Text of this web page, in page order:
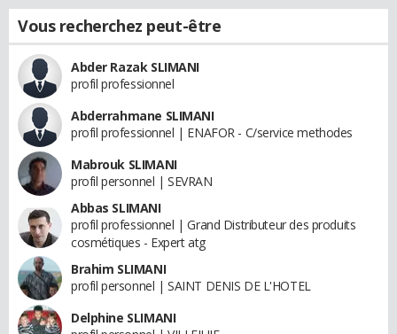
Vous recherchez peut-être
Abder Razak SLIMANI
profil professionnel
Abderrahmane SLIMANI
profil professionnel | ENAFOR - C/service methodes
Mabrouk SLIMANI
profil personnel | SEVRAN
Abbas SLIMANI
profil professionnel | Grand Distributeur des produits
cosmétiques - Expert atg
Brahim SLIMANI
profil personnel | SAINT DENIS DE L'HOTEL
Delphine SLIMANI